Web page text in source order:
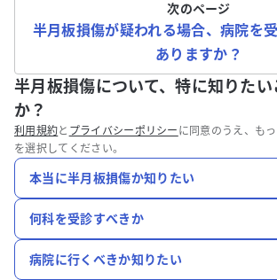
次のページ
半月板損傷が疑われる場合、病院を
ありますか？
半月板損傷について、特に知りた
か？
利用規約と プライバシーポリシー に同意のうえ、も
を選択してください。
本当に半月板損傷か知りたい
何科を受診すべきか
病院に行くべきか知りたい